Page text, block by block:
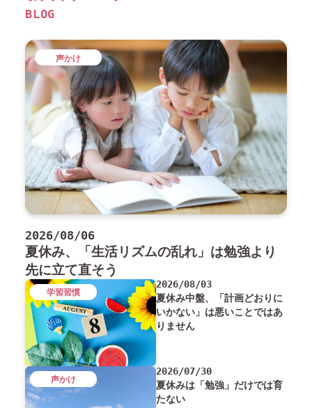
BLOG
2026/08/06
夏休み、「生活リズムの乱れ」は勉強より
先に立て直そう
声かけ
2026/08/03
夏休み中盤、「計画どおりに
いかない」は悪いことではあ
りません
学習習慣
2026/07/30
夏休みは「勉強」だけでは育
たない
声かけ